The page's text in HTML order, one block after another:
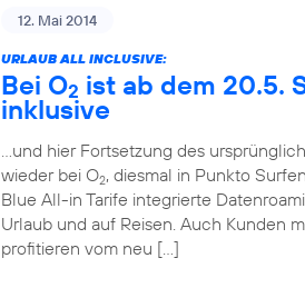
12. Mai 2014
URLAUB ALL INCLUSIVE:
Bei O2 ist ab dem 20.5.
inklusive
…und hier Fortsetzung des
wieder bei O2, diesmal in Punkto
Blue All-in Tarife integrierte
Urlaub und auf Reisen. Auch Kunden
profitieren vom neu […]